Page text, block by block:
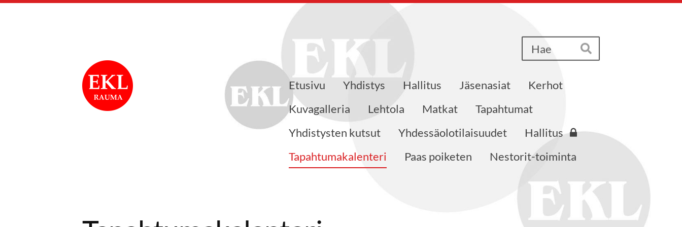
Hae
Rauman Eläkkeensaajat ry Etusivu Yhdistys Hallitus Jäsenasiat
Kerhot
Kuvagalleria
Lehtola Matkat
Tapahtumat
Yhdistysten kutsut
Yhdessäolotilaisuudet
Hallitus
Tapahtumakalenteri
Paas poiketen Nestorit-toiminta